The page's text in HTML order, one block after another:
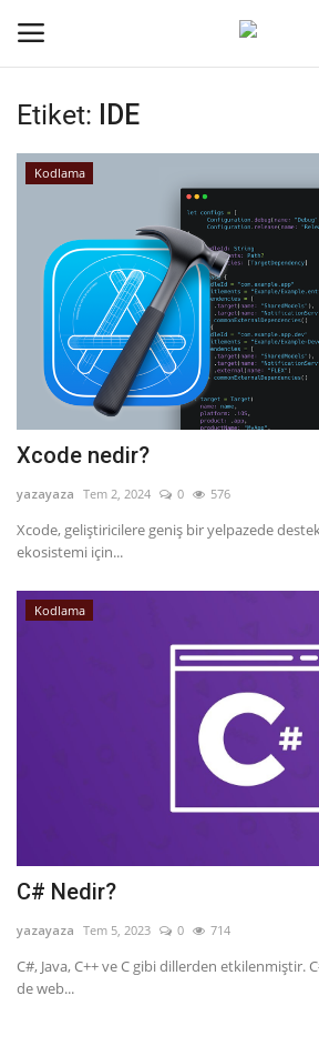
Oturum aç
Kripto Para
İletişim
Genel
Kodlama
Dil
Etiket: IDE
Kodlama
Xcode nedir?
yazayaza Tem 2, 2024 0 576
Xcode, geliştiricilere geniş bir yelpazede
ekosistemi için...
Kodlama
C# Nedir?
yazayaza Tem 5, 2023 0 714
C#, Java, C++ ve C gibi dillerden etkilenmiştir.
de web...